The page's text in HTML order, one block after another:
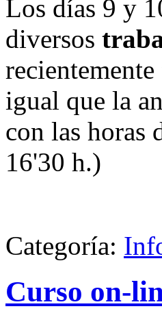
Los días 9 y
diversos
igual que la
con las horas
16'30 h.)
Categoría:
Curso on-